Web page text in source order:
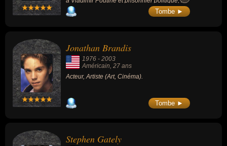
est reconnu par Amnesty International
comme prisonnier d'opinion et reçoit le prix
Tombe ►
Jonathan Brandis
1976 - 2003
Américain , 27 ans
Acteur, Artiste (Art, Cinéma).
Tombe ►
Stephen Gately